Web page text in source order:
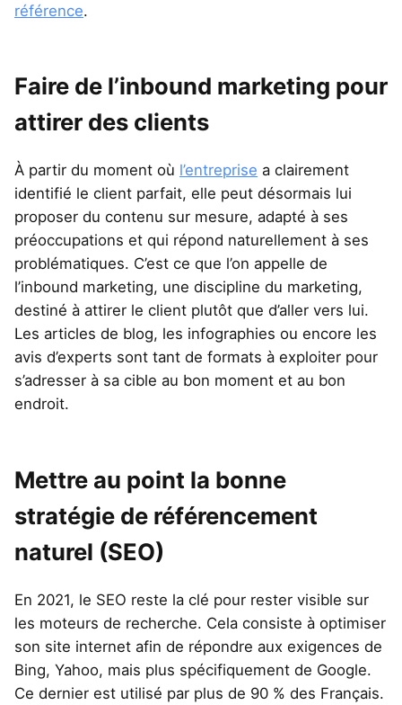
référence.
Faire de l’inbound marketing pour
attirer des clients
À partir du moment où l’entreprise a clairement
identifié le client parfait, elle peut désormais lui
proposer du contenu sur mesure, adapté à ses
préoccupations et qui répond naturellement à ses
problématiques. C’est ce que l’on appelle de
l’inbound marketing, une discipline du marketing,
destiné à attirer le client plutôt que d’aller vers lui.
Les articles de blog, les infographies ou encore les
avis d’experts sont tant de formats à exploiter pour
s’adresser à sa cible au bon moment et au bon
endroit.
Mettre au point la bonne
stratégie de référencement
naturel (SEO)
En 2021, le SEO reste la clé pour rester visible sur
les moteurs de recherche. Cela consiste à optimiser
son site internet afin de répondre aux exigences de
Bing, Yahoo, mais plus spécifiquement de Google.
Ce dernier est utilisé par plus de 90 % des Français.